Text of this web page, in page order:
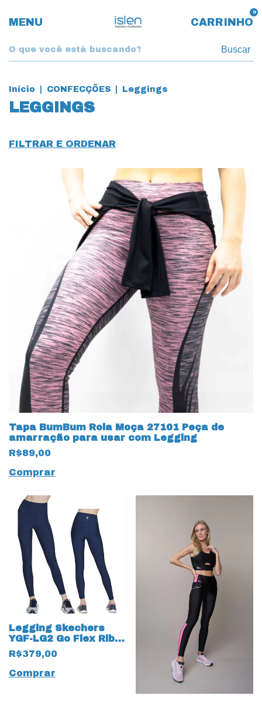
MENU CARRINHO
0
Buscar
Início CONFECÇÕES Leggings
LEGGINGS
FILTRAR E ORDENAR
Tapa BumBum Rola Moça 27101 Peça de
amarração para usar com Legging
R$89,00
Comprar
Legging Skechers
YGF-LG2 Go Flex Rib
Cós Alto Marinho
R$379,00
Comprar